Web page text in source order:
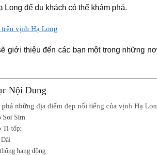
Long để du khách có thể khám phá.
trên vịnh Hạ Long
giới thiệu đến các bạn một trong những
Nội Dung
phá những địa điểm đẹp nổi tiếng của vịnh Hạ
Soi Sim
Ti-tốp:
hang động